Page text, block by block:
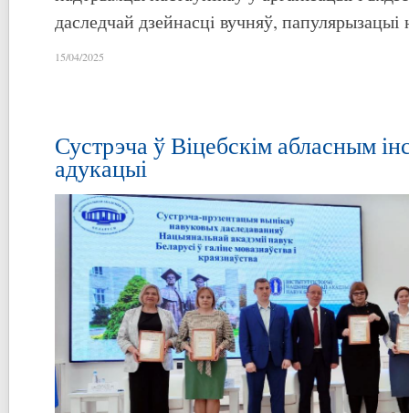
даследчай дзейнасцi вучняў, папулярызацыі
15/04/2025
Сустрэча ў Віцебскім абласным
адукацыі